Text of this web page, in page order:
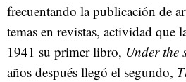
frecuentando la publicación de
temas en revistas, actividad que
1941 su primer libro, Under the
años después llegó el segundo,